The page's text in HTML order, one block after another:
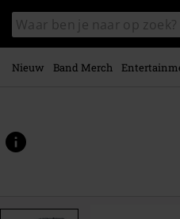
naar
hoofdinhoud
Zoek
in
catalogus
Nieuw Band Merch
www.large.nl/p/mystical-